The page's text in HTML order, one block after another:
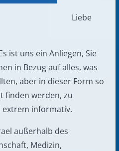
Liebe
ist uns ein Anliegen, Sie
in Bezug auf alles, was
aber in dieser Form so
finden werden, zu
extrem informativ.
außerhalb des
Medizin,